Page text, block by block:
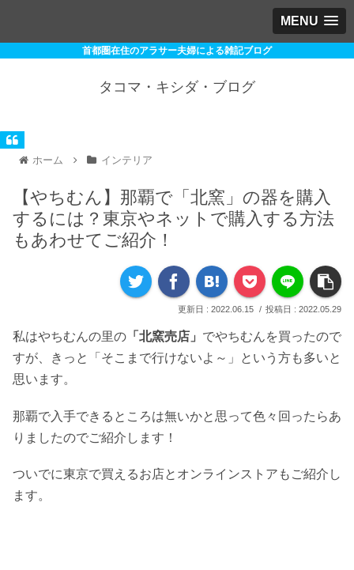
MENU
首都圏在住のアラサー夫婦による雑記ブログ
タコマ・キシダ・ブログ
ホーム インテリア
【やちむん】那覇で「北窯」の器を購入
するには？東京やネットで購入する方法
もあわせてご紹介！
2022.06.15 2022.05.29
私はやちむんの里の 「北窯売店」 でやちむんを買ったので
すが、きっと「そこまで行けないよ～」という方も多いと
思います。
那覇で入手できるところは無いかと思って色々回ったらあ
りましたのでご紹介します！
ついでに東京で買えるお店とオンラインストアもご紹介し
ます。